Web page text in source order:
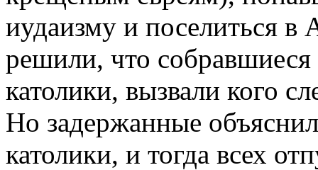
иудаизму и поселиться в
решили, что
католики, вызвали кого
Но задержанные
католики, и тогда всех